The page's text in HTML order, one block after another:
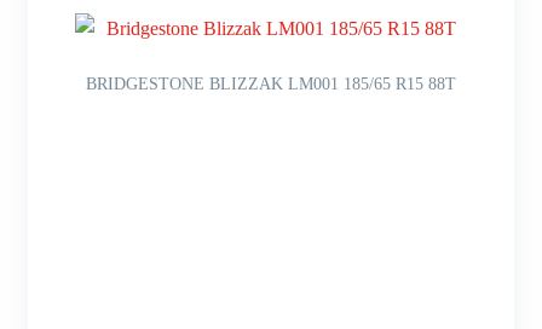
BRIDGESTONE BLIZZAK LM001 185/65 R15 88T